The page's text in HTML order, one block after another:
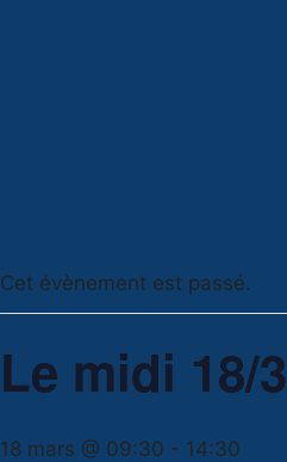
Cet évènement est passé.
Le midi 18/3
18 mars @ 09:30 - 14:30